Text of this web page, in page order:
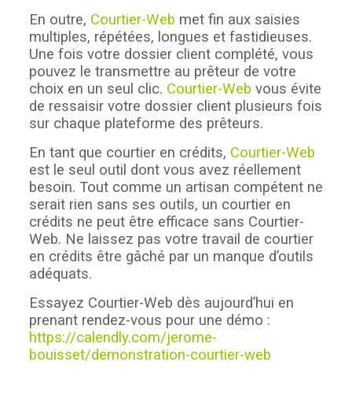
En outre, Courtier-Web met fin aux saisies
multiples, répétées, longues et fastidieuses.
Une fois votre dossier client complété, vous
pouvez le transmettre au prêteur de votre
choix en un seul clic. Courtier-Web vous évite
de ressaisir votre dossier client plusieurs fois
sur chaque plateforme des prêteurs.
En tant que courtier en crédits, Courtier-Web
est le seul outil dont vous avez réellement
besoin. Tout comme un artisan compétent ne
serait rien sans ses outils, un courtier en
crédits ne peut être efficace sans Courtier-
Web. Ne laissez pas votre travail de courtier
en crédits être gâché par un manque d’outils
adéquats.
Essayez Courtier-Web dès aujourd’hui en
prenant rendez-vous pour une démo :
https://calendly.com/jerome-
bouisset/demonstration-courtier-web